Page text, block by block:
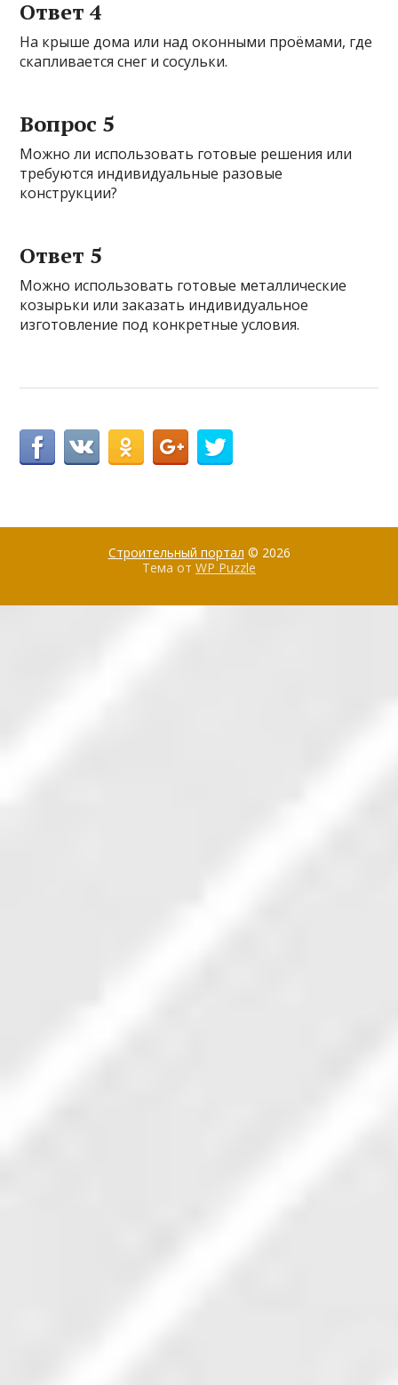
Ответ 4
На крыше дома или над оконными проёмами, где
скапливается снег и сосульки.
Вопрос 5
Можно ли использовать готовые решения или
требуются индивидуальные разовые
конструкции?
Ответ 5
Можно использовать готовые металлические
козырьки или заказать индивидуальное
изготовление под конкретные условия.
Строительный портал © 2026
Тема от WP Puzzle